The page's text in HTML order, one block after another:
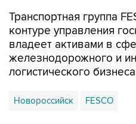
Транспортная группа
контуре управления
владеет активами в
железнодорожного и
логистического
Новороссийск FESCO